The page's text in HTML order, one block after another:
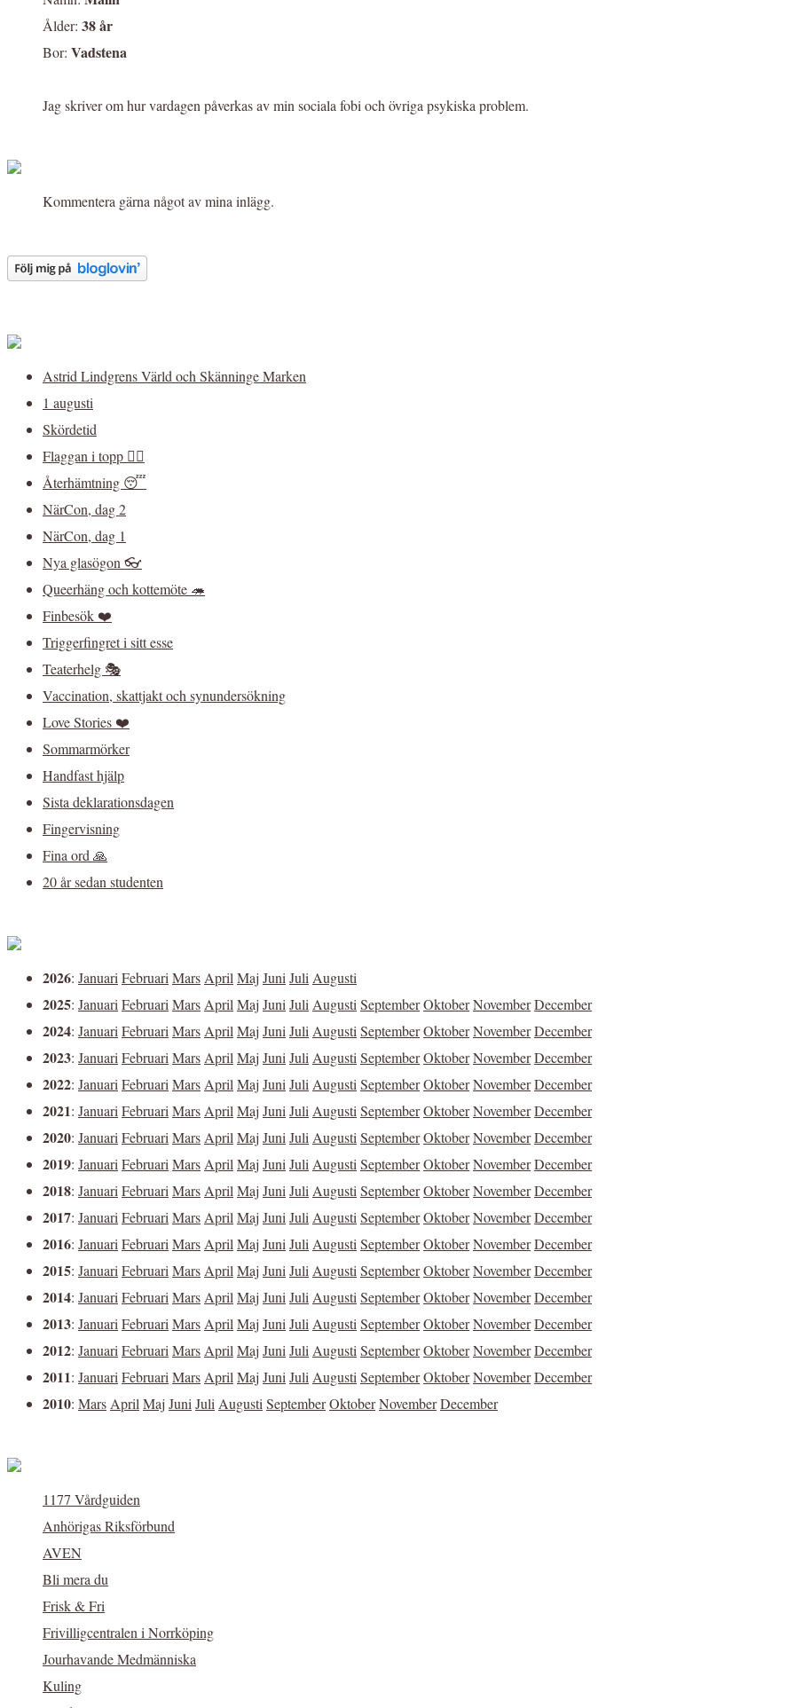
Ålder: 38 år
Bor: Vadstena
Jag skriver om hur vardagen påverkas av min sociala fobi och övriga psykiska problem.
Kommentera gärna något av mina inlägg.
Astrid Lindgrens Värld och Skänninge Marken
1 augusti
Skördetid
Flaggan i topp 🏳️‍🌈
Återhämtning 😴
NärCon, dag 2
NärCon, dag 1
Nya glasögon 👓
Queerhäng och kottemöte 🦔
Finbesök ❤️
Triggerfingret i sitt esse
Teaterhelg 🎭
Vaccination, skattjakt och synundersökning
Love Stories ❤️
Sommarmörker
Handfast hjälp
Sista deklarationsdagen
Fingervisning
Fina ord 🙏
20 år sedan studenten
2026: JanuariFebruariMarsAprilMaj JuniJuliAugusti
2025: JanuariFebruariMarsAprilMaj JuniJuliAugustiSeptemberOktoberNovemberDecember
2024: JanuariFebruariMarsAprilMaj JuniJuliAugustiSeptemberOktoberNovemberDecember
2023: JanuariFebruariMarsAprilMaj JuniJuliAugustiSeptemberOktoberNovemberDecember
2022: JanuariFebruariMarsAprilMaj JuniJuliAugustiSeptemberOktoberNovemberDecember
2021: JanuariFebruariMarsAprilMaj JuniJuliAugustiSeptemberOktoberNovemberDecember
2020: JanuariFebruariMarsAprilMaj JuniJuliAugustiSeptemberOktoberNovemberDecember
2019: JanuariFebruariMarsAprilMaj JuniJuliAugustiSeptemberOktoberNovemberDecember
2018: JanuariFebruariMarsAprilMaj JuniJuliAugustiSeptemberOktoberNovemberDecember
2017: JanuariFebruariMarsAprilMaj JuniJuliAugustiSeptemberOktoberNovemberDecember
2016: JanuariFebruariMarsAprilMaj JuniJuliAugustiSeptemberOktoberNovemberDecember
2015: JanuariFebruariMarsAprilMaj JuniJuliAugustiSeptemberOktoberNovemberDecember
2014: JanuariFebruariMarsAprilMaj JuniJuliAugustiSeptemberOktoberNovemberDecember
2013: JanuariFebruariMarsAprilMaj JuniJuliAugustiSeptemberOktoberNovemberDecember
2012: JanuariFebruariMarsAprilMaj JuniJuliAugustiSeptemberOktoberNovemberDecember
2011: JanuariFebruariMarsAprilMaj JuniJuliAugustiSeptemberOktoberNovemberDecember
2010: MarsAprilMaj JuniJuliAugustiSeptemberOktoberNovemberDecember
1177 Vårdguiden
Anhörigas Riksförbund
AVEN
Bli mera du
Frisk & Fri
Frivilligcentralen i Norrköping
Jourhavande Medmänniska
Kuling